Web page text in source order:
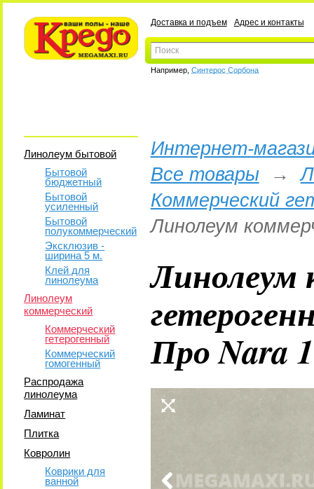
Доставка и подъем Адрес и контакты
Например, Синтерос Сорбона
Линолеум бытовой
Бытовой
бюджетный
Бытовой
усиленный
Бытовой
полукоммерческий
Эксклюзив -
ширина 5 м.
Клей для
линолеума
Линолеум
коммерческий
Коммерческий
гетерогенный
Коммерческий
гомогенный
Распродажа
линолеума
Ламинат
Плитка
Ковролин
Коврики для
ванной
Интернет-
Все товары→
Коммерческий
Линолеум
Линолеум
Про Nara